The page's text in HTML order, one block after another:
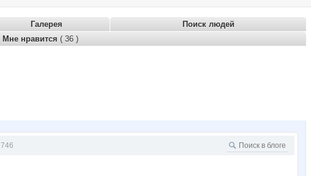
Галерея
Поиск людей
Мне нравится ( 36 )
746